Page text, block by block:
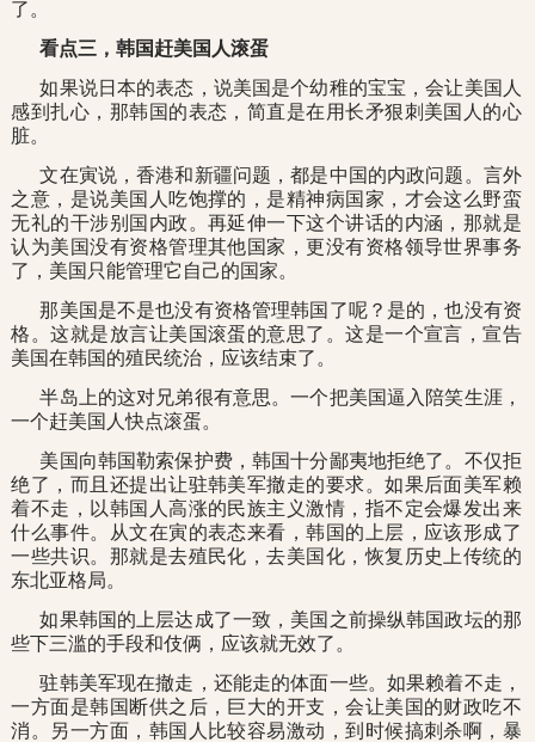
了。
看点三，韩国赶美国人滚蛋
如果说日本的表态，说美国是个幼稚的宝宝，会让美国人
感到扎心，那韩国的表态，简直是在用长矛狠刺美国人的心
脏。
文在寅说，香港和新疆问题，都是中国的内政问题。言外
之意，是说美国人吃饱撑的，是精神病国家，才会这么野蛮
无礼的干涉别国内政。再延伸一下这个讲话的内涵，那就是
认为美国没有资格管理其他国家，更没有资格领导世界事务
了，美国只能管理它自己的国家。
那美国是不是也没有资格管理韩国了呢？是的，也没有资
格。这就是放言让美国滚蛋的意思了。这是一个宣言，宣告
美国在韩国的殖民统治，应该结束了。
半岛上的这对兄弟很有意思。一个把美国逼入陪笑生涯，
一个赶美国人快点滚蛋。
美国向韩国勒索保护费，韩国十分鄙夷地拒绝了。不仅拒
绝了，而且还提出让驻韩美军撤走的要求。如果后面美军赖
着不走，以韩国人高涨的民族主义激情，指不定会爆发出来
什么事件。从文在寅的表态来看，韩国的上层，应该形成了
一些共识。那就是去殖民化，去美国化，恢复历史上传统的
东北亚格局。
如果韩国的上层达成了一致，美国之前操纵韩国政坛的那
些下三滥的手段和伎俩，应该就无效了。
驻韩美军现在撤走，还能走的体面一些。如果赖着不走，
一方面是韩国断供之后，巨大的开支，会让美国的财政吃不
消。另一方面，韩国人比较容易激动，到时候搞刺杀啊，暴